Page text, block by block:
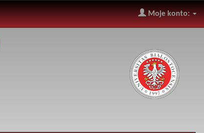
Moje konto: